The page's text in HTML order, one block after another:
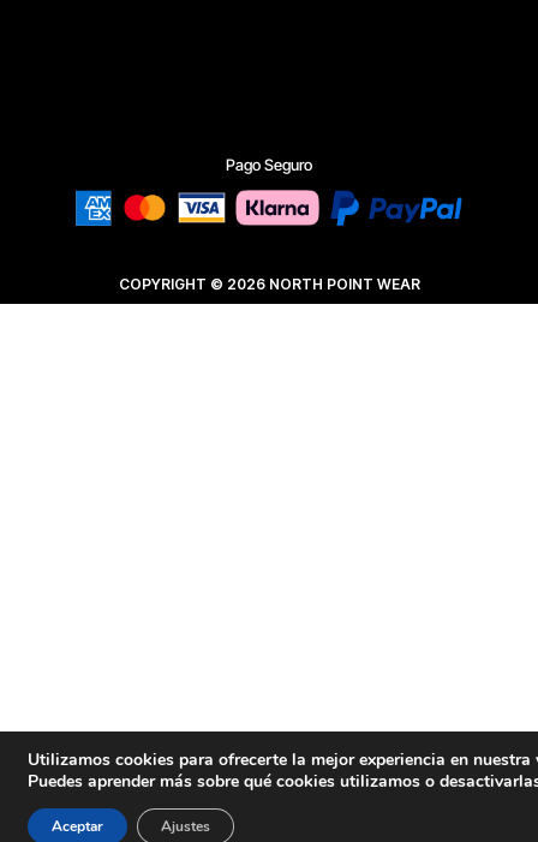
Pago Seguro
COPYRIGHT © 2026 NORTH POINT WEAR
Utilizamos cookies para ofrecerte la mejor experiencia en nuestra
Puedes aprender más sobre qué cookies utilizamos o
Aceptar Ajustes